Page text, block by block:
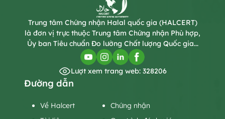
Trung tâm Chứng nhận Halal quốc gia (HALCERT)
là đơn vị trực thuộc Trung tâm Chứng nhận Phù hợp,
Ủy ban Tiêu chuẩn Đo lường Chất lượng Quốc gia...
Lượt xem trang web: 328206
Đường dẫn
Về Halcert
Chứng nhận